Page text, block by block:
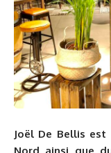
Joël De Bellis